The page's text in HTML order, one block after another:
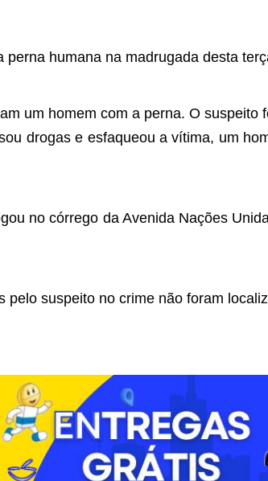
humana na madrugada desta
um homem com a perna. O suspeito
drogas e esfaqueou a vítima, um
no córrego da Avenida Nações
suspeito no crime não foram